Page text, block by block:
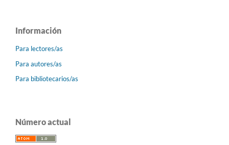
Información
Para lectores/as
Para autores/as
Para bibliotecarios/as
Número actual